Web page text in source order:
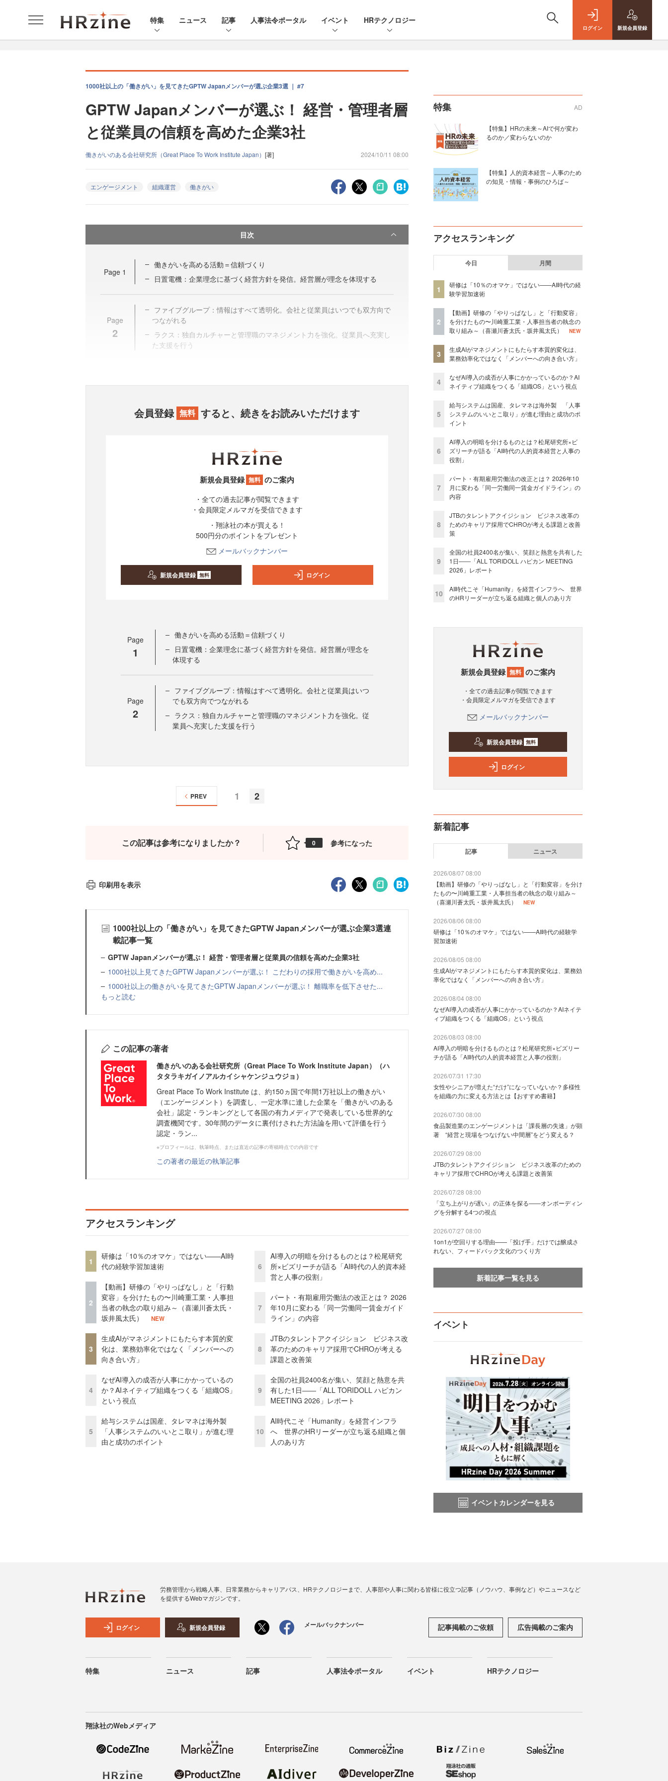
特集 ニュース 記事 人事法令ポータル イベント HRテクノロジー
ログイン 新規会員登録
1000社以上の「働きがい」を見てきたGPTW Japanメンバーが選ぶ企業3選 ｜ #7
GPTW Japanメンバーが選ぶ！ 経営・管理者層
と従業員の信頼を高めた企業3社
働きがいのある会社研究所（Great Place To Work Institute Japan） [著] 2024/10/11 08:00
エンゲージメント 組織運営 働きがい
目次
Page 1
働きがいを高める活動＝信頼づくり
日置電機：企業理念に基づく経営方針を発信。経営層が理念を体現する
Page
2
ファイブグループ：情報はすべて透明化。会社と従業員はいつでも双方向で
つながれる
ラクス：独自カルチャーと管理職のマネジメント力を強化。従業員へ充実し
た支援を行う
会員登録 無料 すると、続きをお読みいただけます
新規会員登録 無料 のご案内
・全ての過去記事が閲覧できます
・会員限定メルマガを受信できます
・翔泳社の本が買える！
500円分のポイントをプレゼント
メールバックナンバー
新規会員登録 無料 ログイン
Page
1
働きがいを高める活動＝信頼づくり
日置電機：企業理念に基づく経営方針を発信。経営層が理念を
体現する
Page
2
ファイブグループ：情報はすべて透明化。会社と従業員はいつ
でも双方向でつながれる
ラクス：独自カルチャーと管理職のマネジメント力を強化。従
業員へ充実した支援を行う
1 2
PREV
この記事は参考になりましたか？ 0 参考になった
印刷用を表示
1000社以上の「働きがい」を見てきたGPTW Japanメンバーが選ぶ企業3選連
載記事一覧
GPTW Japanメンバーが選ぶ！ 経営・管理者層と従業員の信頼を高めた企業3社
1000社以上見てきたGPTW Japanメンバーが選ぶ！ こだわりの採用で働きがいを高め...
1000社以上の働きがいを見てきたGPTW Japanメンバーが選ぶ！ 離職率を低下させた...
もっと読む
この記事の著者
働きがいのある会社研究所（Great Place To Work Institute Japan）（ハ
タタラキガイノアルカイシャケンジュウジョ）
Great Place To Work Institute は、約150ヵ国で年間1万社以上の働きがい
（エンゲージメント）を調査し、一定水準に達した企業を「働きがいのある
会社」認定・ランキングとして各国の有力メディアで発表している世界的な
調査機関です。30年間のデータに裏付けされた方法論を用いて評価を行う
認定・ラン...
※プロフィールは、執筆時点、または直近の記事の寄稿時点での内容です
この著者の最近の執筆記事
アクセスランキング
1
研修は「10％のオマケ」ではない——AI時
代の経験学習加速術
2
【動画】研修の「やりっぱなし」と「行動
変容」を分けたもの〜川崎重工業・人事担
当者の執念の取り組み～（喜瀬川蒼太氏・
坂井風太氏）
NEW
3
生成AIがマネジメントにもたらす本質的変
化は、業務効率化ではなく「メンバーへの
向き合い方」
4
なぜAI導入の成否が人事にかかっているの
か？AIネイティブ組織をつくる「組織OS」
という視点
5
給与システムは国産、タレマネは海外製
「人事システムのいいとこ取り」が進む理
由と成功のポイント
6
AI導入の明暗を分けるものとは？松尾研究
所×ビズリーチが語る「AI時代の人的資本経
営と人事の役割」
7
パート・有期雇用労働法の改正とは？ 2026
年10月に変わる「同一労働同一賃金ガイド
ライン」の内容
8
JTBのタレントアクイジション ビジネス改
革のためのキャリア採用でCHROが考える
課題と改善策
9
全国の社員2400名が集い、笑顔と熱意を共
有した1日――「ALL TORIDOLL ハピカン
MEETING 2026」レポート
10
AI時代こそ「Humanity」を経営インフラ
へ 世界のHRリーダーが立ち返る組織と個
人のあり方
特集 AD
【特集】HRの未来～AIで何が変わ
るのか／変わらないのか
【特集】人的資本経営～人事のため
の知見・情報・事例のひろば～
アクセスランキング
今日 月間
1
研修は「10％のオマケ」ではない——AI時代の経
験学習加速術
2
【動画】研修の「やりっぱなし」と「行動変容」
を分けたもの〜川崎重工業・人事担当者の執念の
取り組み～（喜瀬川蒼太氏・坂井風太氏）
NEW
3
生成AIがマネジメントにもたらす本質的変化は、
業務効率化ではなく「メンバーへの向き合い方」
4
なぜAI導入の成否が人事にかかっているのか？AI
ネイティブ組織をつくる「組織OS」という視点
5
給与システムは国産、タレマネは海外製 「人事
システムのいいとこ取り」が進む理由と成功のポ
イント
6
AI導入の明暗を分けるものとは？松尾研究所×ビ
ズリーチが語る「AI時代の人的資本経営と人事の
役割」
7
パート・有期雇用労働法の改正とは？ 2026年10
月に変わる「同一労働同一賃金ガイドライン」の
内容
8
JTBのタレントアクイジション ビジネス改革の
ためのキャリア採用でCHROが考える課題と改善
策
9
全国の社員2400名が集い、笑顔と熱意を共有した
1日――「ALL TORIDOLL ハピカン MEETING
2026」レポート
10
AI時代こそ「Humanity」を経営インフラへ 世界
のHRリーダーが立ち返る組織と個人のあり方
新規会員登録 無料 のご案内
・全ての過去記事が閲覧できます
・会員限定メルマガを受信できます
メールバックナンバー
新規会員登録 無料
ログイン
新着記事
記事 ニュース
2026/08/07 08:00
【動画】研修の「やりっぱなし」と「行動変容」を分け
たもの〜川崎重工業・人事担当者の執念の取り組み～
（喜瀬川蒼太氏・坂井風太氏）
NEW
2026/08/06 08:00
研修は「10％のオマケ」ではない——AI時代の経験学
習加速術
2026/08/05 08:00
生成AIがマネジメントにもたらす本質的変化は、業務効
率化ではなく「メンバーへの向き合い方」
2026/08/04 08:00
なぜAI導入の成否が人事にかかっているのか？AIネイテ
ィブ組織をつくる「組織OS」という視点
2026/08/03 08:00
AI導入の明暗を分けるものとは？松尾研究所×ビズリー
チが語る「AI時代の人的資本経営と人事の役割」
2026/07/31 17:30
女性やシニアが増えた“だけ”になっていないか？多様性
を組織の力に変える方法とは【おすすめ書籍】
2026/07/30 08:00
食品製造業のエンゲージメントは「課長層の失速」が顕
著 “経営と現場をつなげない中間層”をどう変える？
2026/07/29 08:00
JTBのタレントアクイジション ビジネス改革のための
キャリア採用でCHROが考える課題と改善策
2026/07/28 08:00
「立ち上がりが遅い」の正体を探る——オンボーディン
グを分解する4つの視点
2026/07/27 08:00
1on1が空回りする理由——「投げ手」だけでは醸成さ
れない、フィードバック文化のつくり方
新着記事一覧を見る
イベント
イベントカレンダーを見る
労務管理から戦略人事、日常業務からキャリアパス、HRテクノロジーまで、人事部や人事に関わる皆様に役立つ記事（ノウハウ、事例など）やニュースなど
を提供するWebマガジンです。
ログイン 新規会員登録 メールバックナンバー 記事掲載のご依頼 広告掲載のご案内
特集 ニュース 記事 人事法令ポータル イベント HRテクノロジー
翔泳社のWebメディア